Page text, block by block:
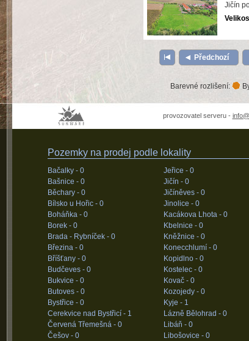
Jičín
Předchozí
Barevné rozlišení:
provozovatel serveru -
Pozemky na prodej podle lokality
Bačalky - 0
Bašnice - 0
Běchary - 0
Bílsko u Hořic - 0
Boháňka - 0
Borek - 0
Brada - Rybníček - 0
Březina - 0
Bříšťany - 0
Budčeves - 0
Bukvice - 0
Butoves - 0
Bystřice - 0
Cerekvice nad Bystřicí - 1
Červená Třemešná - 0
Češov - 0
Jeřice - 0
Jičín - 0
Jičíněves - 0
Jinolice - 0
Kacákova Lhota - 0
Kbelnice - 0
Kněžnice - 0
Konecchlumí - 0
Kopidlno - 0
Kostelec - 0
Kovač - 0
Kozojedy - 0
Kyje - 1
Lázně Bělohrad - 0
Libáň - 0
Libošovice - 0